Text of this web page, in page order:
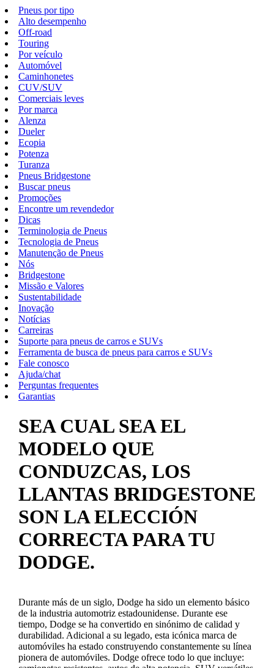
Pneus por tipo
Alto desempenho
Off-road
Touring
Por veículo
Automóvel
Caminhonetes
CUV/SUV
Comerciais leves
Por marca
Alenza
Dueler
Ecopia
Potenza
Turanza
Pneus Bridgestone
Buscar pneus
Promoções
Encontre um revendedor
Dicas
Terminologia de Pneus
Tecnologia de Pneus
Manutenção de Pneus
Nós
Bridgestone
Missão e Valores
Sustentabilidade
Inovação
Notícias
Carreiras
Suporte para pneus de carros e SUVs
Ferramenta de busca de pneus para carros e SUVs
Fale conosco
Ajuda/chat
Perguntas frequentes
Garantias
SEA CUAL SEA EL
MODELO QUE
CONDUZCAS, LOS
LLANTAS BRIDGESTONE
SON LA ELECCIÓN
CORRECTA PARA TU
DODGE.
Durante más de un siglo, Dodge ha sido un elemento básico
de la industria automotriz estadounidense. Durante ese
tiempo, Dodge se ha convertido en sinónimo de calidad y
durabilidad. Adicional a su legado, esta icónica marca de
automóviles ha estado construyendo constantemente su línea
pionera de automóviles. Dodge ofrece todo lo que incluye: